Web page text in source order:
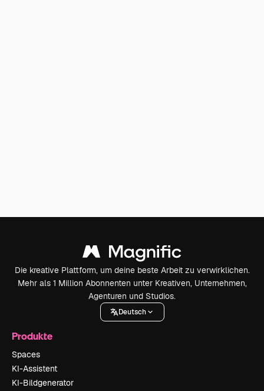
Die kreative Plattform, um deine beste Arbeit zu verwirklichen.
Mehr als 1 Million Abonnenten unter Kreativen, Unternehmen,
Agenturen und Studios.
Deutsch
Produkte
Spaces
KI-Assistent
KI-Bildgenerator